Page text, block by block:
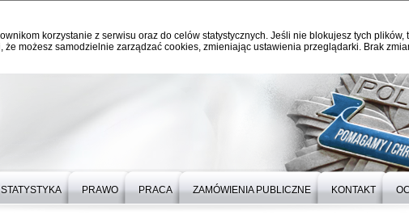
korzystanie z serwisu oraz do celów statystycznych. Jeśli nie blokujesz tych plików,
możesz samodzielnie zarządzać cookies, zmieniając ustawienia przeglądarki. Brak
STATYSTYKA PRAWO PRACA ZAMÓWIENIA PUBLICZNE KONTAKT